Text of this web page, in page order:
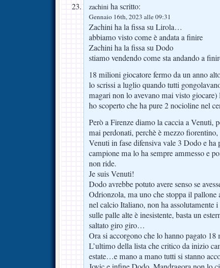
zachini ha scritto:
Gennaio 16th, 2023 alle 09:31
Zachini ha la fissa su Lirola…
abbiamo visto come è andata a finire
Zachini ha la fissa su Dodo
stiamo vendendo come sta andando a
18 milioni giocatore fermo da un anno
lo scrissi a luglio quando tutti
magari non lo avevano mai visto
ho scoperto che ha pure 2 nocioline nel
Però a Firenze diamo la caccia a Venuti,
mai perdonati, perchè è mezzo
Venuti in fase difensiva vale 3 Dodo e ha
campione ma lo ha sempre ammesso e
non ride.
Je suis Venuti!
Dodo avrebbe potuto avere senso se
Odrionzola, ma uno che stoppa il pallone
nel calcio Italiano, non ha assolutamente
sulle palle alte è inesistente, basta un
saltato giro giro…
Ora si accorgono che lo hanno pagato
L’ultimo della lista che critico da inizio
estate…e mano a mano tutti si stanno